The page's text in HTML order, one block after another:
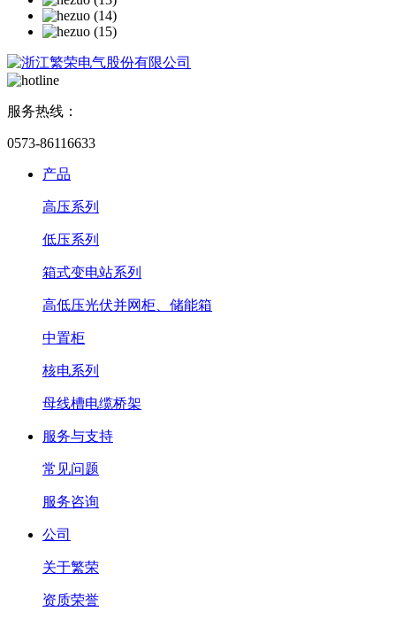
服务热线：
0573-86116633
产品
高压系列
低压系列
箱式变电站系列
高低压光伏并网柜、储能箱
中置柜
核电系列
母线槽电缆桥架
服务与支持
常见问题
服务咨询
公司
关于繁荣
资质荣誉